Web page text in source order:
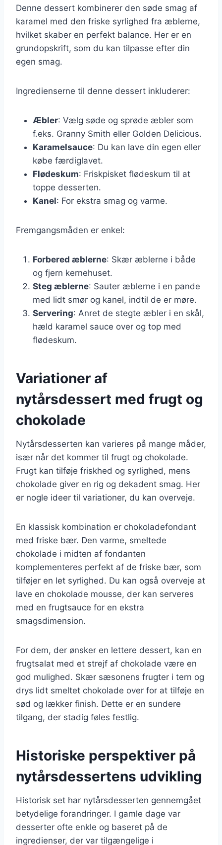
Denne dessert kombinerer den søde smag af
karamel med den friske syrlighed fra æblerne,
hvilket skaber en perfekt balance. Her er en
grundopskrift, som du kan tilpasse efter din
egen smag.
Ingredienserne til denne dessert inkluderer:
Æbler: Vælg søde og sprøde æbler som
f.eks. Granny Smith eller Golden Delicious.
Karamelsauce: Du kan lave din egen eller
købe færdiglavet.
Flødeskum: Friskpisket flødeskum til at
toppe desserten.
Kanel: For ekstra smag og varme.
Fremgangsmåden er enkel:
Forbered æblerne: Skær æblerne i både
og fjern kernehuset.
Steg æblerne: Sauter æblerne i en pande
med lidt smør og kanel, indtil de er møre.
Servering: Anret de stegte æbler i en skål,
hæld karamel sauce over og top med
flødeskum.
Variationer af
nytårsdessert med frugt og
chokolade
Nytårsdesserten kan varieres på mange måder,
især når det kommer til frugt og chokolade.
Frugt kan tilføje friskhed og syrlighed, mens
chokolade giver en rig og dekadent smag. Her
er nogle ideer til variationer, du kan overveje.
En klassisk kombination er chokoladefondant
med friske bær. Den varme, smeltede
chokolade i midten af fondanten
komplementeres perfekt af de friske bær, som
tilføjer en let syrlighed. Du kan også overveje at
lave en chokolade mousse, der kan serveres
med en frugtsauce for en ekstra
smagsdimension.
For dem, der ønsker en lettere dessert, kan en
frugtsalat med et strejf af chokolade være en
god mulighed. Skær sæsonens frugter i tern og
drys lidt smeltet chokolade over for at tilføje en
sød og lækker finish. Dette er en sundere
tilgang, der stadig føles festlig.
Historiske perspektiver på
nytårsdessertens udvikling
Historisk set har nytårsdesserten gennemgået
betydelige forandringer. I gamle dage var
desserter ofte enkle og baseret på de
ingredienser, der var tilgængelige i